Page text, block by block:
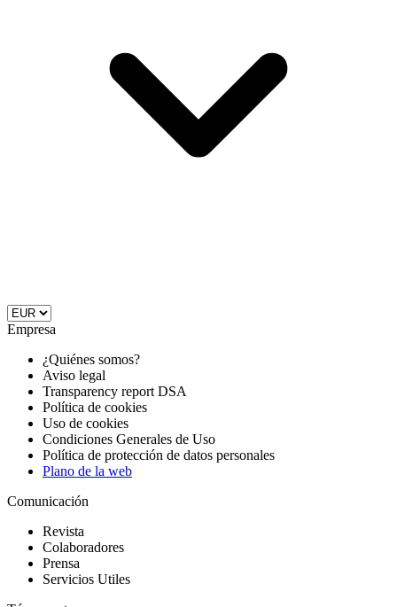
Empresa
¿Quiénes somos?
Aviso legal
Transparency report DSA
Política de cookies
Uso de cookies
Condiciones Generales de Uso
Política de protección de datos personales
Plano de la web
Comunicación
Revista
Colaboradores
Prensa
Servicios Utiles